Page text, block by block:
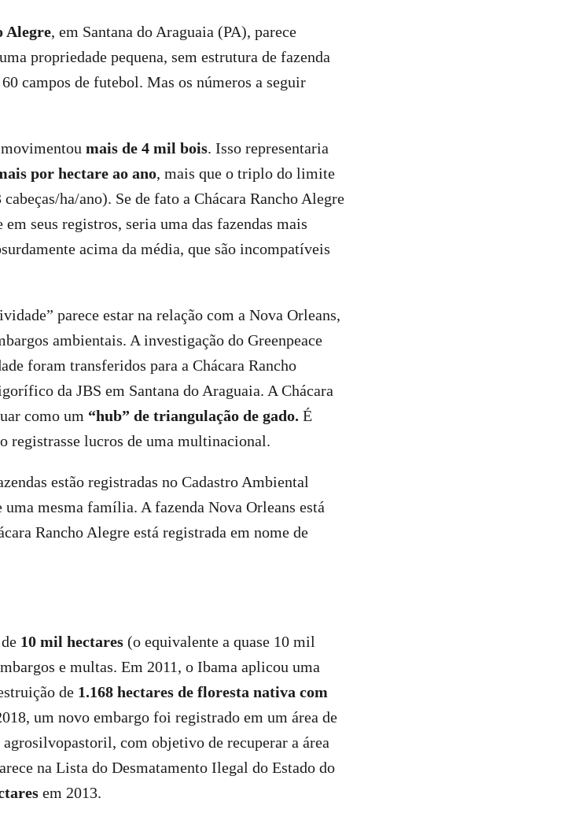
Alegre, em Santana do Araguaia (PA), parece
propriedade pequena, sem estrutura de fazenda
campos de futebol. Mas os números a seguir
mais de 4 mil bois. Isso representaria
por hectare ao ano, mais que o triplo do limite
ha/ano). Se de fato a Chácara Rancho Alegre
seus registros, seria uma das fazendas mais
acima da média, que são incompatíveis
parece estar na relação com a Nova Orleans,
ambientais. A investigação do Greenpeace
foram transferidos para a Chácara Rancho
da JBS em Santana do Araguaia. A Chácara
como um “hub” de triangulação de gado. É
registrasse lucros de uma multinacional.
estão registradas no Cadastro Ambiental
mesma família. A fazenda Nova Orleans está
Rancho Alegre está registrada em nome de
10 mil hectares (o equivalente a quase 10 mil
e multas. Em 2011, o Ibama aplicou uma
de 1.168 hectares de floresta nativa com
um novo embargo foi registrado em um área de
com objetivo de recuperar a área
na Lista do Desmatamento Ilegal do Estado do
em 2013.